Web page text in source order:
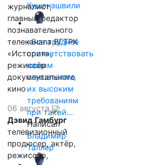
Кушанашвили
«Все труднее
соответствовать
нашим
слушателям,
их высоким
требованиям
при такой…
Написал
Владимир
Таллер
журналист,
главный редактор
познавательного
телеканала ВГТРК
«История»,
режиссёр
документального
кино
06 августа
Дэвид Гамбург
телевизионный
продюсер, актёр,
режиссёр,